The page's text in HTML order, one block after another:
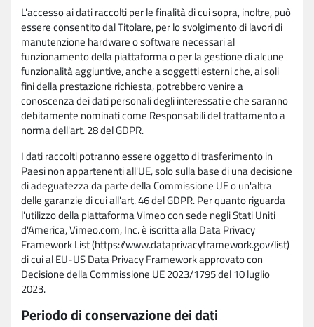
L'accesso ai dati raccolti per le finalità di cui sopra, inoltre, può
essere consentito dal Titolare, per lo svolgimento di lavori di
manutenzione hardware o software necessari al
funzionamento della piattaforma o per la gestione di alcune
funzionalità aggiuntive, anche a soggetti esterni che, ai soli
fini della prestazione richiesta, potrebbero venire a
conoscenza dei dati personali degli interessati e che saranno
debitamente nominati come Responsabili del trattamento a
norma dell'art. 28 del GDPR.
I dati raccolti potranno essere oggetto di trasferimento in
Paesi non appartenenti all'UE, solo sulla base di una decisione
di adeguatezza da parte della Commissione UE o un'altra
delle garanzie di cui all'art. 46 del GDPR. Per quanto riguarda
l'utilizzo della piattaforma Vimeo con sede negli Stati Uniti
d'America, Vimeo.com, Inc. è iscritta alla Data Privacy
Framework List (https://www.dataprivacyframework.gov/list)
di cui al EU-US Data Privacy Framework approvato con
Decisione della Commissione UE 2023/1795 del 10 luglio
2023.
Periodo di conservazione dei dati